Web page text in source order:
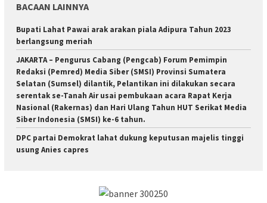
BACAAN LAINNYA
Bupati Lahat Pawai arak arakan piala Adipura Tahun 2023
berlangsung meriah
JAKARTA – Pengurus Cabang (Pengcab) Forum Pemimpin
Redaksi (Pemred) Media Siber (SMSI) Provinsi Sumatera
Selatan (Sumsel) dilantik, Pelantikan ini dilakukan secara
serentak se-Tanah Air usai pembukaan acara Rapat Kerja
Nasional (Rakernas) dan Hari Ulang Tahun HUT Serikat Media
Siber Indonesia (SMSI) ke-6 tahun.
DPC partai Demokrat lahat dukung keputusan majelis tinggi
usung Anies capres